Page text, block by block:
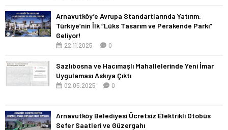
Arnavutköy’e Avrupa Standartlarında Yatırım:
Türkiye’nin İlk “Lüks Tasarım ve Perakende Parkı”
Geliyor!
22.11.2025 0
Sazlıbosna ve Hacımaşlı Mahallelerinde Yeni İmar
Uygulaması Askıya Çıktı
02.05.2025 0
Arnavutköy Belediyesi Ücretsiz Elektrikli Otobüs
Sefer Saatleri ve Güzergahı